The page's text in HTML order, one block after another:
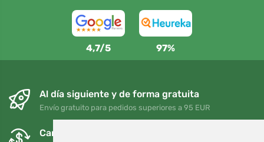
4,7/5 97%
Al día siguiente y de forma gratuita
Envío gratuito para pedidos superiores a 95 EUR
Cambios y devoluciones gratuitos